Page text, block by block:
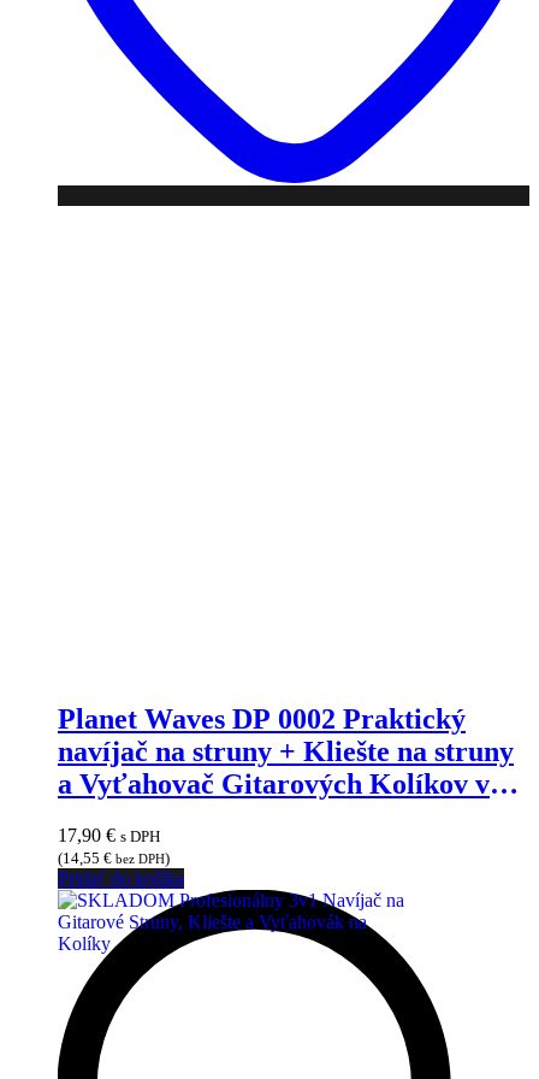
Planet Waves DP 0002 Praktický
navíjač na struny + Kliešte na struny
a Vyťahovač Gitarových Kolíkov v
17,90 € s DPH
(14,55 € bez DPH)
Pridať do košíka